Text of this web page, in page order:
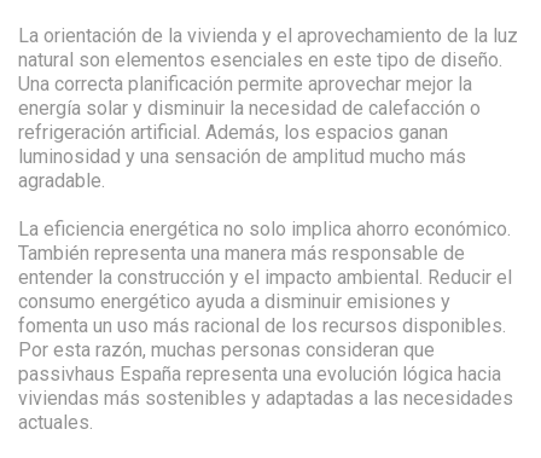
La orientación de la vivienda y el aprovechamiento de la luz
natural son elementos esenciales en este tipo de diseño.
Una correcta planificación permite aprovechar mejor la
energía solar y disminuir la necesidad de calefacción o
refrigeración artificial. Además, los espacios ganan
luminosidad y una sensación de amplitud mucho más
agradable.
La eficiencia energética no solo implica ahorro económico.
También representa una manera más responsable de
entender la construcción y el impacto ambiental. Reducir el
consumo energético ayuda a disminuir emisiones y
fomenta un uso más racional de los recursos disponibles.
Por esta razón, muchas personas consideran que
passivhaus España representa una evolución lógica hacia
viviendas más sostenibles y adaptadas a las necesidades
actuales.